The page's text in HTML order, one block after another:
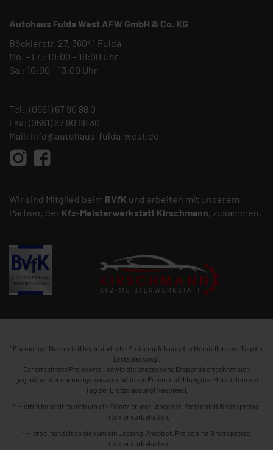
Autohaus Fulda West AFW GmbH & Co. KG
Böcklerstr. 27, 36041 Fulda
Mo. – Fr.: 10:00 – 18:00 Uhr
Sa.: 10:00 – 13:00 Uhr
Tel.: (0661) 67 90 88 0
Fax: (0661) 67 90 88 30
Mail: info@autohaus-fulda-west.de
Wir sind Mitglied beim BVfK und arbeiten mit unserem
Partner, der Kfz-Meisterwerkstatt Kirschmann, zusammen.
1 Ehemaliger Neupreis (Unverbindliche Preisempfehlung des Herstellers am Tag der
Erstzulassung).
Der errechnete Preisvorteil sowie die angegebene Ersparnis errechnet sich
gegenüber der ehemaligen unverbindlichen Preisempfehlung des Herstellers am
Tag der Erstzulassung (Neupreis).
2 Hierbei handelt es sich um ein Finanzierungs-Angebot. Preise sind Bruttopreise.
Irrtümer vorbehalten.
3 Hierbei handelt es sich um ein Leasing-Angebot. Preise sind Bruttopreise.
Irrtümer vorbehalten.